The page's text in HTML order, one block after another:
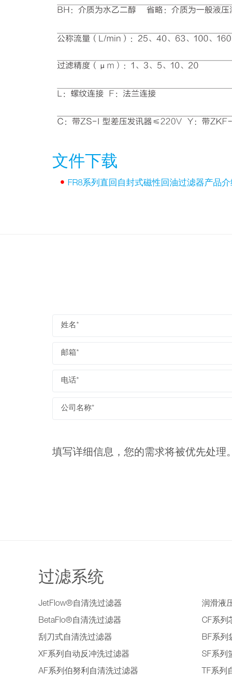
文件下载
• FR8系列直回自封式磁性回油过滤器产品介
填写详细信息，您的需求将被优先处理
过滤系统
JetFlow®自清洗过滤器
BetaFlo®自清洗过滤器
刮刀式自清洗过滤器
XF系列自动反冲洗过滤器
AF系列伯努利自清洗过滤器
润滑液
CF系列
BF系列
SF系列
TF系列